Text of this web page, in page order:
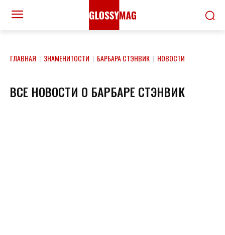
ГЛАВНАЯ | ЗНАМЕНИТОСТИ | БАРБАРА СТЭНВИК | НОВОСТИ
ВСЕ НОВОСТИ О БАРБАРЕ СТЭНВИК